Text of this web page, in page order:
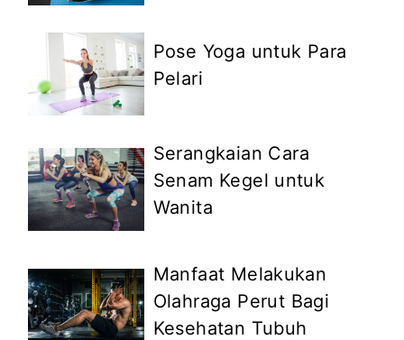
Pose Yoga untuk Para
Pelari
Serangkaian Cara
Senam Kegel untuk
Wanita
Manfaat Melakukan
Olahraga Perut Bagi
Kesehatan Tubuh